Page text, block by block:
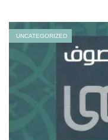
UNCATEGORIZED